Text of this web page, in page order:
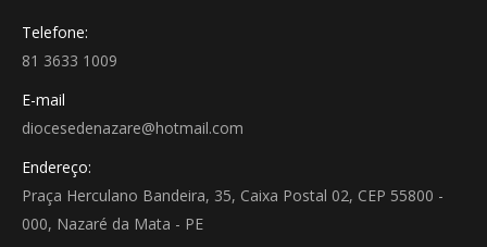
Telefone:
81 3633 1009
E-mail
diocesedenazare@hotmail.com
Endereço:
Praça Herculano Bandeira, 35, Caixa Postal 02, CEP 55800 -
000, Nazaré da Mata - PE